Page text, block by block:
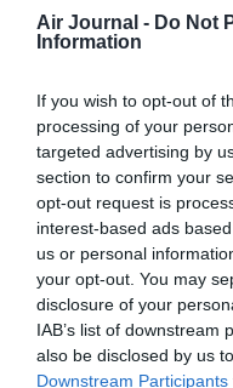
Air Journal - Do Not
Information
If you wish to opt-out of
processing of your
targeted advertising by
section to confirm your
opt-out request is
interest-based ads
us or personal
your opt-out. You may
disclosure of your
IAB’s list of downstream
also be disclosed by us
Downstream Participants
VOIR